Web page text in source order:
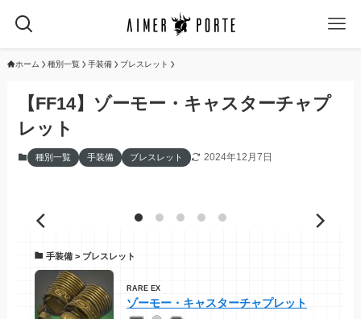
ホーム 種別一覧 手装備 ブレスレット
【FF14】ゾーモー・キャスターチャプ
レット
種別一覧 手装備 ブレスレット 2024年12月7日
手装備 > ブレスレット
RARE EX
ゾーモー・キャスターチャプレット